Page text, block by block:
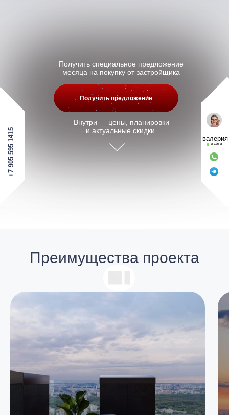
Получить предложение
Внутри — цены, планировки
и актуальные скидки.
Получить специальное предложение
месяца на покупку от застройщика
Преимущества проекта
валерия
в сети
+
7 905 595 1415